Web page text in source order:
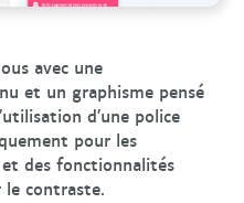
avec une
et un graphisme pensé
d’une police
pour les
des fonctionnalités
contraste.